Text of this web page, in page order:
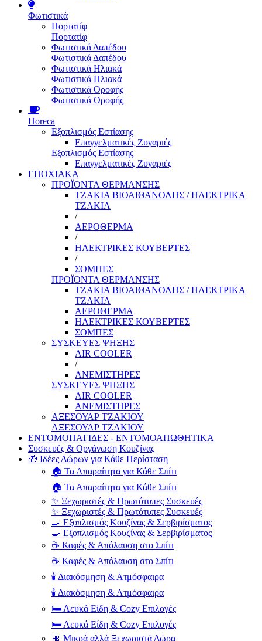
Φωτιστικά
Πορτατίφ
Πορτατίφ
Φωτιστικά Δαπέδου
Φωτιστικά Δαπέδου
Φωτιστικά Ηλιακά
Φωτιστικά Ηλιακά
Φωτιστικά Οροφής
Φωτιστικά Οροφής
Horeca
Εξοπλισμός Εστίασης
Επαγγελματικές Ζυγαριές
Εξοπλισμός Εστίασης
Επαγγελματικές Ζυγαριές
ΕΠΟΧΙΑΚΑ
ΠΡΟΪΟΝΤΑ ΘΕΡΜΑΝΣΗΣ
ΤΖΑΚΙΑ ΒΙΟΑΙΘΑΝΟΛΗΣ / ΗΛΕΚΤΡΙΚΑ
ΤΖΑΚΙΑ
/
ΑΕΡΟΘΕΡΜΑ
/
ΗΛΕΚΤΡΙΚΕΣ ΚΟΥΒΕΡΤΕΣ
/
ΣΟΜΠΕΣ
ΠΡΟΪΟΝΤΑ ΘΕΡΜΑΝΣΗΣ
ΤΖΑΚΙΑ ΒΙΟΑΙΘΑΝΟΛΗΣ / ΗΛΕΚΤΡΙΚΑ
ΤΖΑΚΙΑ
ΑΕΡΟΘΕΡΜΑ
ΗΛΕΚΤΡΙΚΕΣ ΚΟΥΒΕΡΤΕΣ
ΣΟΜΠΕΣ
ΣΥΣΚΕΥΕΣ ΨΗΞΗΣ
AIR COOLER
/
ΑΝΕΜΙΣΤΗΡΕΣ
ΣΥΣΚΕΥΕΣ ΨΗΞΗΣ
AIR COOLER
ΑΝΕΜΙΣΤΗΡΕΣ
ΑΞΕΣΟΥΑΡ ΤΖΑΚΙΟΥ
ΑΞΕΣΟΥΑΡ ΤΖΑΚΙΟΥ
ΕΝΤΟΜΟΠΑΓΙΔΕΣ - ΕΝΤΟΜΟΑΠΩΘΗΤΙΚΑ
Συσκευές & Οργάνωση Κουζίνας
🎁 Ιδέες Δώρων για Κάθε Περίσταση
🏠 Τα Απαραίτητα για Κάθε Σπίτι
🏠 Τα Απαραίτητα για Κάθε Σπίτι
✨ Ξεχωριστές & Πρωτότυπες Συσκευές
✨ Ξεχωριστές & Πρωτότυπες Συσκευές
🍳 Εξοπλισμός Κουζίνας & Σερβιρίσματος
🍳 Εξοπλισμός Κουζίνας & Σερβιρίσματος
☕ Καφές & Απόλαυση στο Σπίτι
☕ Καφές & Απόλαυση στο Σπίτι
🕯️ Διακόσμηση & Ατμόσφαιρα
🕯️ Διακόσμηση & Ατμόσφαιρα
🛏️ Λευκά Είδη & Cozy Επιλογές
🛏️ Λευκά Είδη & Cozy Επιλογές
🎀 Μικρά αλλά Ξεχωριστά Δώρα